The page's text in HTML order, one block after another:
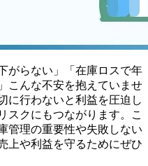
がらない」「在庫ロスで年
こんな不安を抱えていませ
に行わないと利益を圧迫し
スクにもつながります。こ
管理の重要性や失敗しない
上や利益を守るためにぜひ